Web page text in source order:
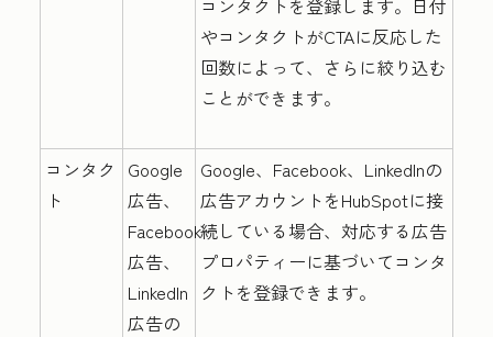
コンタクトを登録します。日付
やコンタクトがCTAに反応した
回数によって、さらに絞り込む
ことができます。
コンタク
ト
Google
広告、
Facebook
広告、
LinkedIn
広告の
Google、Facebook、LinkedInの
広告アカウントをHubSpotに接
続している場合、対応する広告
プロパティーに基づいてコンタ
クトを登録できます。